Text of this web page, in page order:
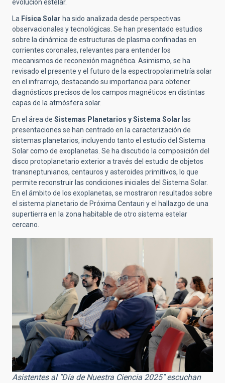
evolución estelar.
La Física Solar ha sido analizada desde perspectivas
observacionales y tecnológicas. Se han presentado estudios
sobre la dinámica de estructuras de plasma confinadas en
corrientes coronales, relevantes para entender los
mecanismos de reconexión magnética. Asimismo, se ha
revisado el presente y el futuro de la espectropolarimetría solar
en el infrarrojo, destacando su importancia para obtener
diagnósticos precisos de los campos magnéticos en distintas
capas de la atmósfera solar.
En el área de Sistemas Planetarios y Sistema Solar las
presentaciones se han centrado en la caracterización de
sistemas planetarios, incluyendo tanto el estudio del Sistema
Solar como de exoplanetas. Se ha discutido la composición del
disco protoplanetario exterior a través del estudio de objetos
transneptunianos, centauros y asteroides primitivos, lo que
permite reconstruir las condiciones iniciales del Sistema Solar.
En el ámbito de los exoplanetas, se mostraron resultados sobre
el sistema planetario de Próxima Centauri y el hallazgo de una
supertierra en la zona habitable de otro sistema estelar
cercano.
Asistentes al "Día de Nuestra Ciencia 2025" escuchan